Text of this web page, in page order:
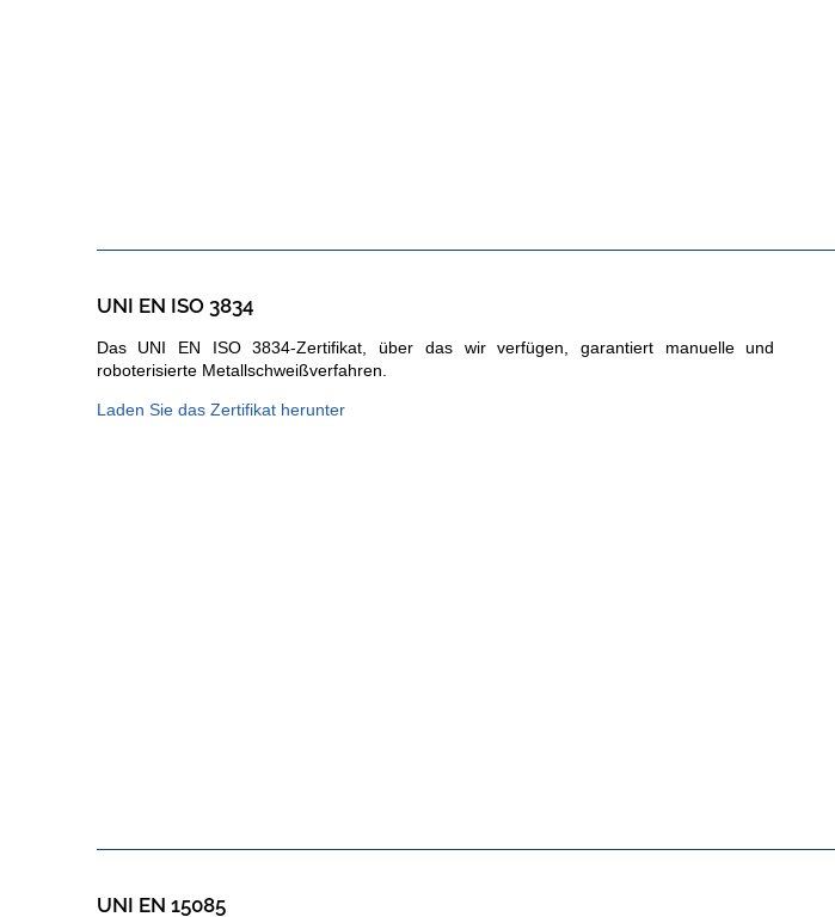
UNI EN ISO 3834
Das UNI EN ISO 3834-Zertifikat, über das wir verfügen, garantiert manuelle und
roboterisierte Metallschweißverfahren.
Laden Sie das Zertifikat herunter
UNI EN 15085